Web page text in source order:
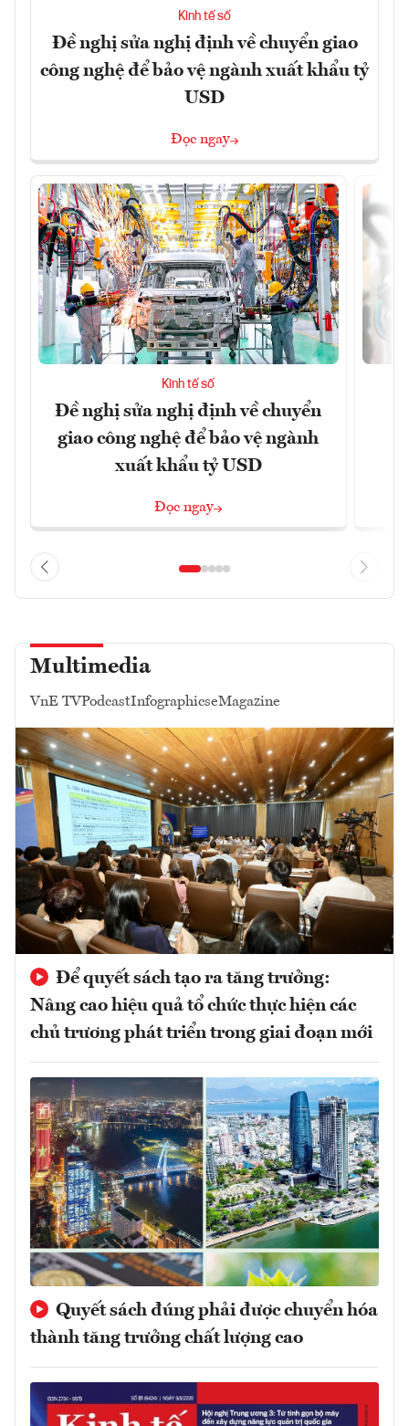
Kinh tế số
Đề nghị sửa nghị định về chuyển giao
công nghệ để bảo vệ ngành xuất khẩu tỷ
USD
Đọc ngay
Kinh tế số
Đề nghị sửa nghị định về chuyển
giao công nghệ để bảo vệ ngành
xuất khẩu tỷ USD
Đọc ngay
Multimedia
VnE TVPodcastInfographicseMagazine
Để quyết sách tạo ra tăng trưởng:
Nâng cao hiệu quả tổ chức thực hiện các
chủ trương phát triển trong giai đoạn mới
Quyết sách đúng phải được chuyển hóa
thành tăng trưởng chất lượng cao